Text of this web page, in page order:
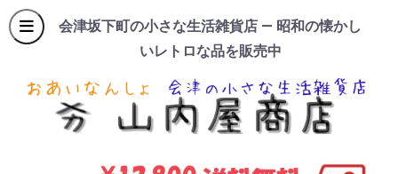
会津坂下町の小さな生活雑貨店 — 昭和の懐かし
いレトロな品を販売中